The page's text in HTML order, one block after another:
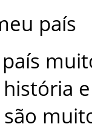
país
país
história e
são